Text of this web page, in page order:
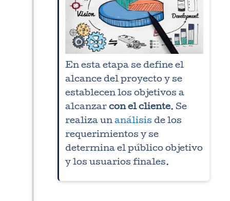
En esta etapa se define el
alcance del proyecto y se
establecen los objetivos a
alcanzar con el cliente. Se
realiza un análisis de los
requerimientos y se
determina el público objetivo
y los usuarios finales.